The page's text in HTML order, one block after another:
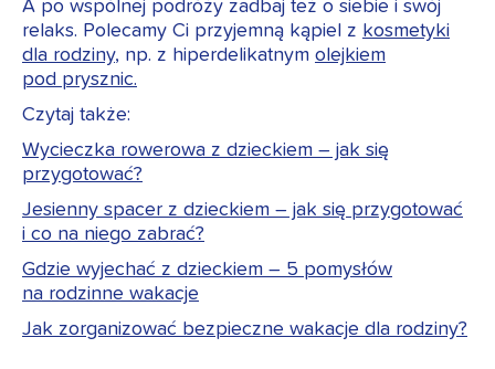
A po wspólnej podróży zadbaj też o siebie i swój
relaks. Polecamy Ci przyjemną kąpiel z kosmetyki
dla rodziny, np. z hiperdelikatnym olejkiem
pod prysznic.
Czytaj także:
Wycieczka rowerowa z dzieckiem – jak się
przygotować?
Jesienny spacer z dzieckiem – jak się przygotować
i co na niego zabrać?
Gdzie wyjechać z dzieckiem – 5 pomysłów
na rodzinne wakacje
Jak zorganizować bezpieczne wakacje dla rodziny?